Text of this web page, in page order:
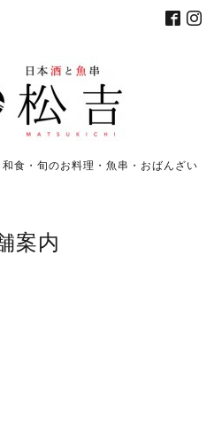
食・旬のお料理・魚串・おばんざい
案内